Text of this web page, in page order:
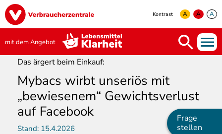
Direkt
zum
Inhalt
Image
Kontrast A A A
mit dem Angebot
Frage
stellen
Das ärgert beim Einkauf:
Mybacs wirbt unseriös mit
„bewiesenem“ Gewichtsverlust
auf Facebook
Stand: 15.4.2026